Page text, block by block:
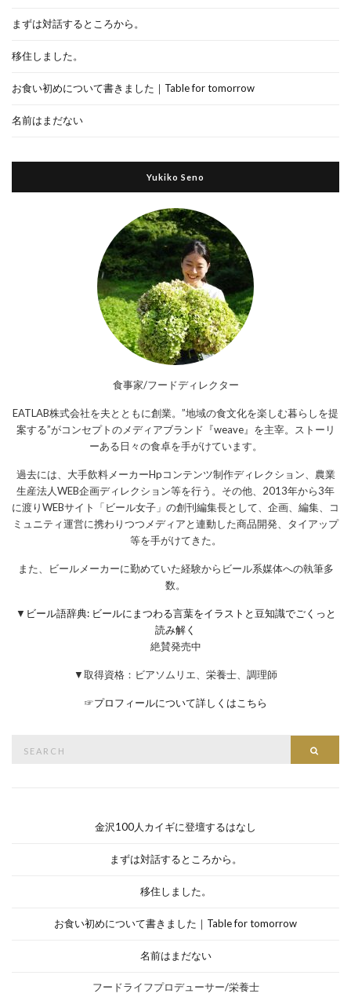
まずは対話するところから。
移住しました。
お食い初めについて書きました｜Table for tomorrow
名前はまだない
Yukiko Seno
食事家/フードディレクター
EATLAB株式会社を夫とともに創業。”地域の食文化を楽しむ暮らしを提
案する”がコンセプトのメディアブランド『weave』を主宰。ストーリ
ーある日々の食卓を手がけています。
過去には、大手飲料メーカーHpコンテンツ制作ディレクション、農業
生産法人WEB企画ディレクション等を行う。その他、2013年から3年
に渡りWEBサイト「ビール女子」の創刊編集長として、企画、編集、コ
ミュニティ運営に携わりつつメディアと連動した商品開発、タイアップ
等を手がけてきた。
また、ビールメーカーに勤めていた経験からビール系媒体への執筆多
数。
▼ ビール語辞典: ビールにまつわる言葉をイラストと豆知識でごくっと
読み解く
絶賛発売中
▼取得資格：ビアソムリエ、栄養士、調理師
☞プロフィールについて詳しくはこちら
金沢100人カイギに登壇するはなし
まずは対話するところから。
移住しました。
お食い初めについて書きました｜Table for tomorrow
名前はまだない
フードライフプロデューサー/栄養士